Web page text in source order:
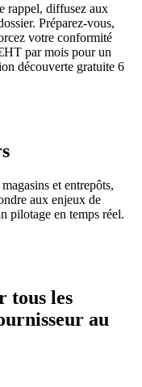
rappel, diffusez aux
Préparez-vous,
votre conformité
par mois pour un
découverte gratuite 6
et entrepôts,
aux enjeux de
pilotage en temps réel.
tous les
au